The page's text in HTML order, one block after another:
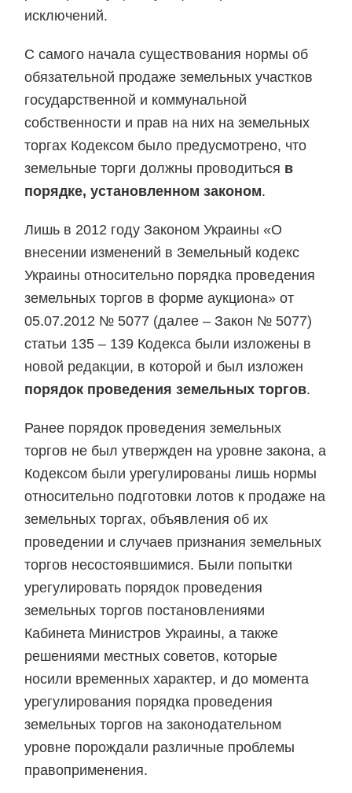
исключений.
С самого начала существования нормы об
обязательной продаже земельных участков
государственной и коммунальной
собственности и прав на них на земельных
торгах Кодексом было предусмотрено, что
земельные торги должны проводиться в
порядке, установленном законом.
Лишь в 2012 году Законом Украины «О
внесении изменений в Земельный кодекс
Украины относительно порядка проведения
земельных торгов в форме аукциона» от
05.07.2012 № 5077 (далее – Закон № 5077)
статьи 135 – 139 Кодекса были изложены в
новой редакции, в которой и был изложен
порядок проведения земельных торгов.
Ранее порядок проведения земельных
торгов не был утвержден на уровне закона, а
Кодексом были урегулированы лишь нормы
относительно подготовки лотов к продаже на
земельных торгах, объявления об их
проведении и случаев признания земельных
торгов несостоявшимися. Были попытки
урегулировать порядок проведения
земельных торгов постановлениями
Кабинета Министров Украины, а также
решениями местных советов, которые
носили временных характер, и до момента
урегулирования порядка проведения
земельных торгов на законодательном
уровне порождали различные проблемы
правоприменения.